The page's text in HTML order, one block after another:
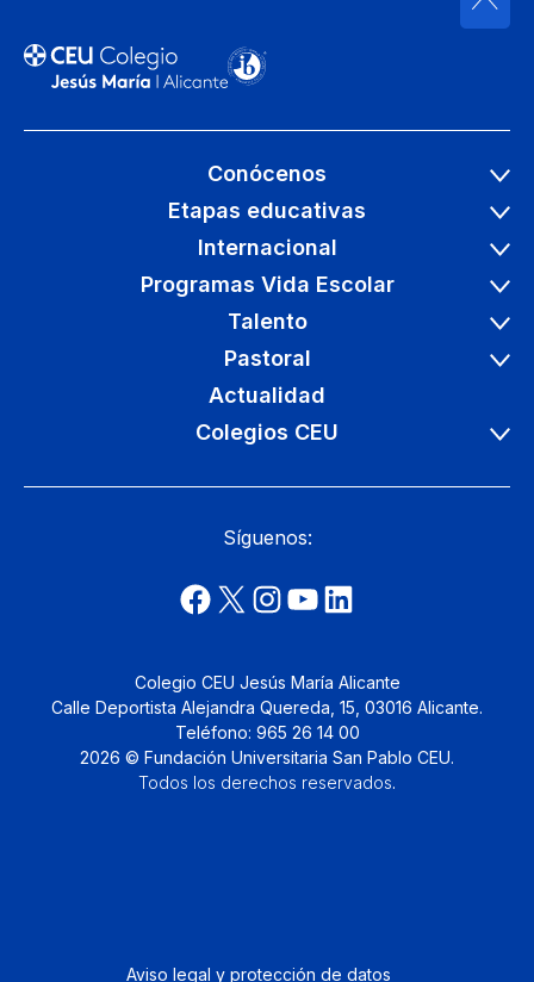
Conócenos
Etapas educativas
Internacional
Programas Vida Escolar
Talento
Pastoral
Actualidad
Colegios CEU
Síguenos:
Colegio CEU Jesús María Alicante
Calle Deportista Alejandra Quereda, 15, 03016 Alicante.
Teléfono: 965 26 14 00
2026 © Fundación Universitaria San Pablo CEU.
Todos los derechos reservados.
Aviso legal y protección de datos